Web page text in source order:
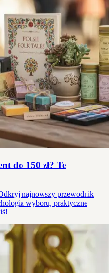
do 150 zł? Te
najnowszy przewodnik
wyboru, praktyczne